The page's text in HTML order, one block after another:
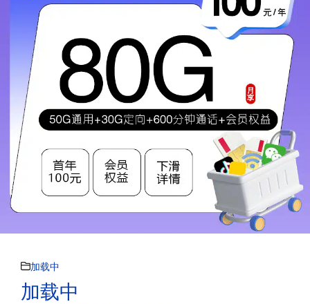
加载中
加载中